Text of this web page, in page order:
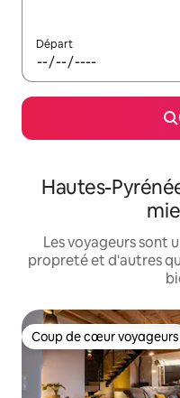
Départ
Hautes-
Les voyageurs sont
propreté et d'autres
Coup de cœur voyageurs
Coup de cœur voyageurs